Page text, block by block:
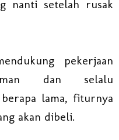
nanti setelah rusak
pekerjaan
dan selalu
lama, fiturnya
akan dibeli.